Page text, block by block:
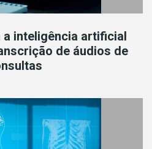
a inteligência artificial
de áudios de